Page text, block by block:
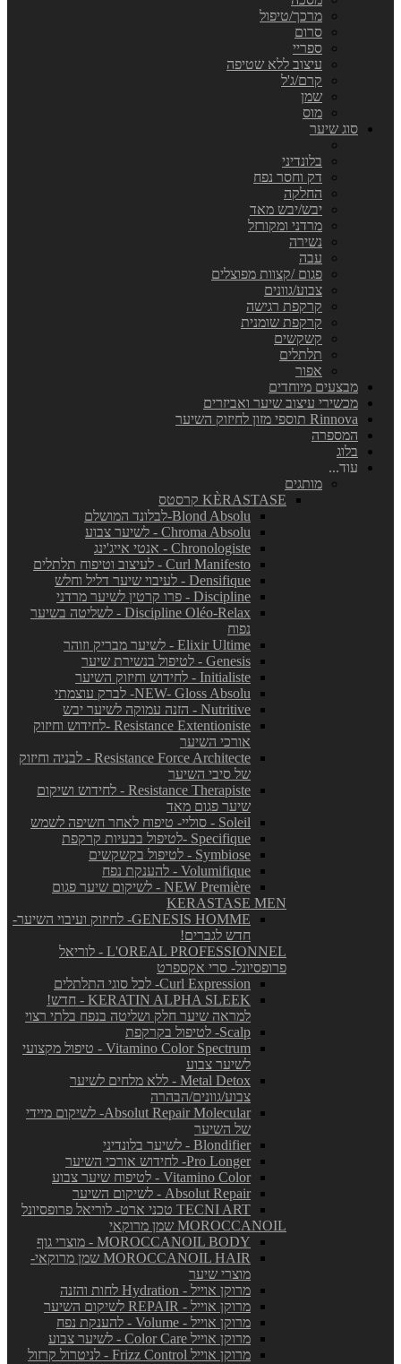
מרכך/טיפול
סרום
ספריי
עיצוב ללא שטיפה
קרם/ג'ל
שמן
מוס
סוג שיער
בלונדיני
דק וחסר נפח
החלקה
יבש/יבש מאד
מרדני ומקורזל
נשירה
עבה
פגום /קצוות מפוצלים
צבוע/גוונים
קרקפת רגישה
קרקפת שומנית
קשקשים
תלתלים
אפור
מבצעים מיוחדים
מכשירי עיצוב שיער ואביזרים
Rinnova תוספי מזון לחיזוק השיער
המספרה
בלוג
עוד...
מותגים
KÈRASTASE קרסטס
Blond Absolu-לבלונד המושלם
Chroma Absolu - לשיער צבוע
Chronologiste - אנטי אייג'ינג
Curl Manifesto - לעיצוב וטיפוח תלתלים
Densifique - לעיבוי שיער דליל וחלש
Discipline - פרו קרטין לשיער מרדני
Discipline Oléo-Relax - לשליטה בשיער
נפוח
Elixir Ultime - לשיער מבריק וזוהר
Genesis - לטיפול בנשירת שיער
Initialiste - לחידוש וחיזוק השיער
NEW- Gloss Absolu- לברק עוצמתי
Nutritive - הזנה עמוקה לשיער יבש
Resistance Extentioniste -לחידוש וחיזוק
אורכי השיער
Resistance Force Architecte - לבניה וחיזוק
של סיבי השיער
Resistance Therapiste - לחידוש ושיקום
שיער פגום מאד
Soleil - סוליי- טיפוח לאחר חשיפה לשמש
Specifique -לטיפול בבעיות קרקפת
Symbiose - לטיפול בקשקשים
Volumifique - להענקת נפח
NEW Première - לשיקום שיער פגום
KERASTASE MEN
GENESIS HOMME- לחיזוק ועיבוי השיער-
חדש לגברים!
L'OREAL PROFESSIONNEL - לוריאל
פרופסיונל- סרי אקספרט
Curl Expression- לכל סוגי התלתלים
KERATIN ALPHA SLEEK - חדש!
למראה שיער חלק ושליטה בנפח בלתי רצוי
Scalp- לטיפול בקרקפת
Vitamino Color Spectrum - טיפול מקצועי
לשיער צבוע
Metal Detox - ללא מלחים לשיער
צבוע/גוונים/הבהרה
Absolut Repair Molecular- לשיקום מיידי
של השיער
Blondifier - לשיער בלונדיני
Pro Longer- לחידוש אורכי השיער
Vitamino Color - לטיפוח שיער צבוע
Absolut Repair - לשיקום השיער
TECNI ART טכני ארט- לוריאל פרופסיונל
MOROCCANOIL שמן מרוקאי
MOROCCANOIL BODY - מוצרי גוף
MOROCCANOIL HAIR שמן מרוקאי-
מוצרי שיער
מרוקן אוייל - Hydration לחות והזנה
מרוקן אוייל - REPAIR לשיקום השיער
מרוקן אוייל - Volume - להענקת נפח
מרוקן אוייל Color Care - לשיער צבוע
מרוקן אוייל Frizz Control - לניטרול קרזול